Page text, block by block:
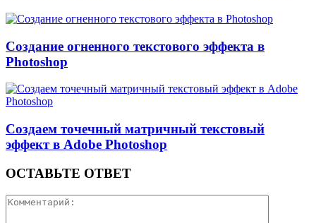
Создание огненного текстового эффекта в
Photoshop
Создаем точечный матричный текстовый
эффект в Adobe Photoshop
ОСТАВЬТЕ ОТВЕТ